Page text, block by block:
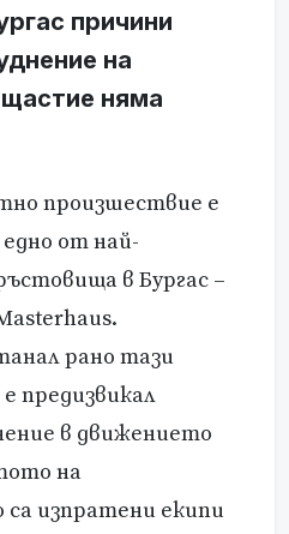
причини
на
няма
произшествие е
от най-
в Бургас –
рано тази
предизвикал
в движението
на
изпратени екипи